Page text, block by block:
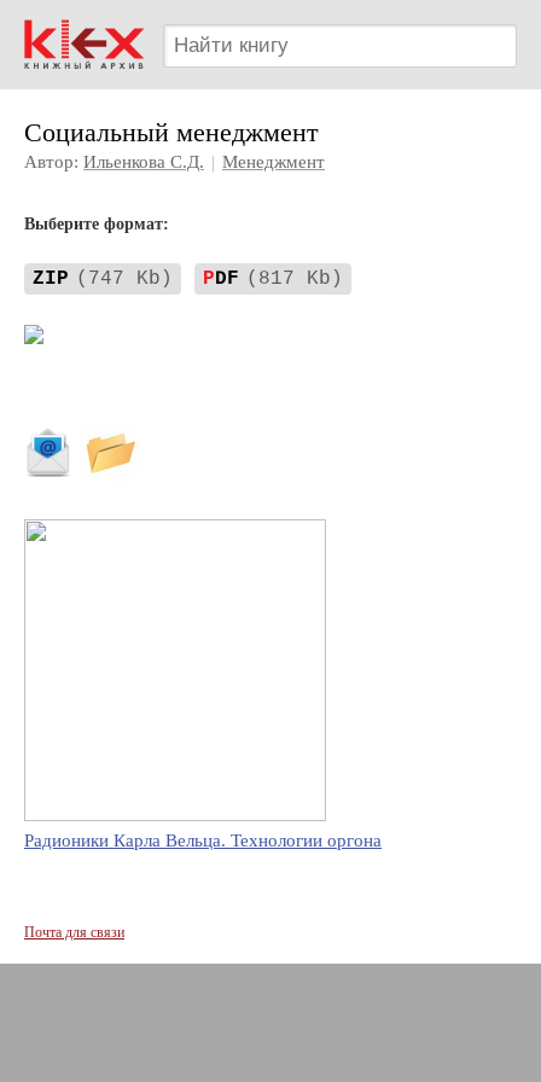
Социальный менеджмент
Автор: Ильенкова С.Д. | Менеджмент
Выберите формат:
ZIP (747 Kb) PDF (817 Kb)
Радионики Карла Вельца. Технологии оргона
Почта для связи